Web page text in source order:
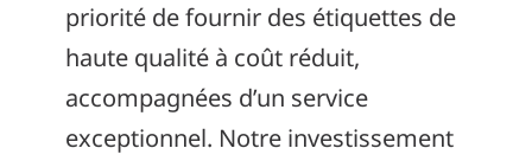
priorité de fournir des étiquettes de
haute qualité à coût réduit,
accompagnées d’un service
exceptionnel. Notre investissement